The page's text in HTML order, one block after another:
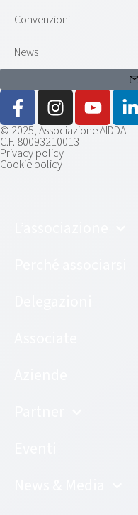
Convenzioni
News
© 2025, Associazione AIDDA
C.F. 80093210013
Privacy policy
Cookie policy